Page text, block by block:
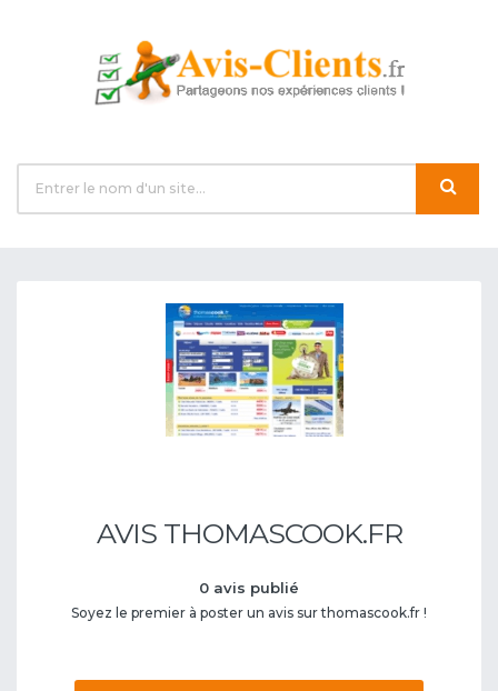
AVIS THOMASCOOK.FR
0 avis publié
Soyez le premier à poster un avis sur thomascook.fr !